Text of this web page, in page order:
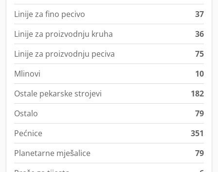
Linije za fino pecivo
37
Linije za proizvodnju kruha
36
Linije za proizvodnju peciva
75
Mlinovi
10
Ostale pekarske strojevi
182
Ostalo
79
Pećnice
351
Planetarne mješalice
79